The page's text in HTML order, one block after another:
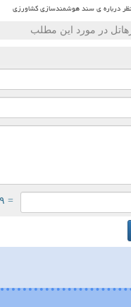
نظر درباره ی سند هوشمندسازی کشاورزی
در مورد این مطلب
= ۹ بعلاوه ۱